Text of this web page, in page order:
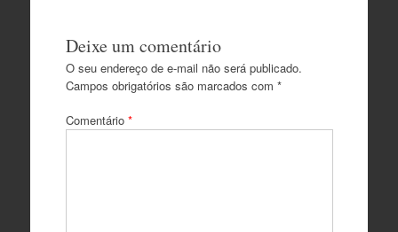
Deixe um comentário
O seu endereço de e-mail não será publicado.
Campos obrigatórios são marcados com *
Comentário *